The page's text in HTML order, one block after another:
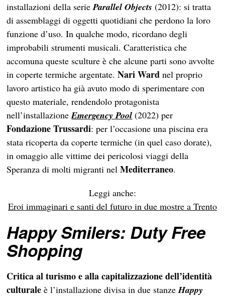
installazioni della serieParallel Objects(2012): si tratta
di assemblaggi di oggetti quotidiani che perdono la loro
funzione d’uso. In qualche modo, ricordano degli
improbabili strumenti musicali. Caratteristica che
accomuna queste sculture è che alcune parti sono avvolte
in coperte termiche argentate.Nari Wardnel proprio
lavoro artistico ha già avuto modo di sperimentare con
questo materiale, rendendolo protagonista
nell’installazioneEmergency Pool (2022) per
Fondazione Trussardi: per l’occasione una piscina era
stata ricoperta da coperte termiche (in quel caso dorate),
in omaggio alle vittime dei pericolosi viaggi della
Speranza di molti migranti nelMediterraneo.
Leggi anche:
Eroi immaginari e santi del futuro in due mostre a Trento
Happy Smilers: Duty Free
Shopping
Critica al turismo e alla capitalizzazione dell’identità
culturale è l’installazione divisa in due stanzeHappy